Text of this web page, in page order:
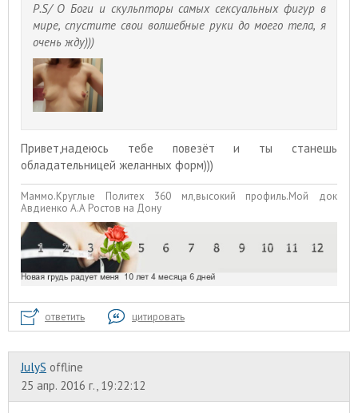
Р.S/ О Боги и скульпторы самых сексуальных фигур в
мире, спустите свои волшебные руки до моего тела, я
очень жду)))
Привет,надеюсь тебе повезёт и ты станешь
обладательницей желанных форм)))
Маммо.Круглые Политех 360 мл,высокий профиль.Мой док
Авдиенко А.А Ростов на Дону
ответить цитировать
JulyS offline
25 апр. 2016 г., 19:22:12